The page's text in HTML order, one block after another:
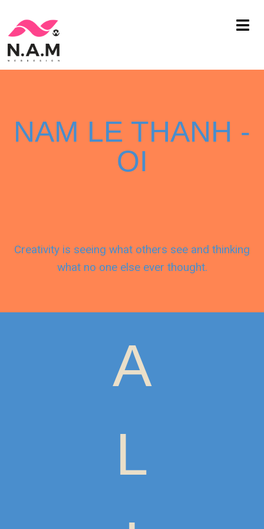
Chuyển
tới
nội
NAM LE THANH -
OI
Creativity is seeing what others see and thinking
what no one else ever thought.
A
L